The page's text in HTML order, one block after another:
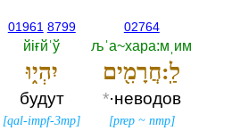
02764
љˈа~хара:мˌим
לַֽ:חֲרָמִ֖ים
*·неводов
[prep~ nmp]
01961 8799
йiғйˈў
יִהְי֑וּ
будут
[qal-impf-3mp]